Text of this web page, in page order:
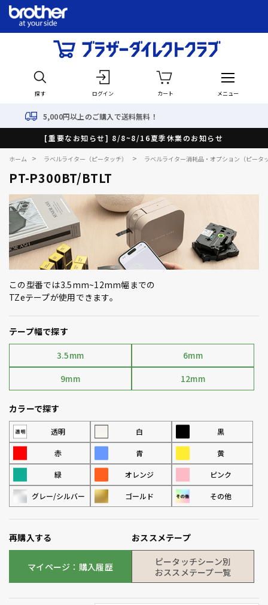
探す ログイン カート メニュー
で送料無料！
[重要なお知らせ] 8/8~8/16夏季休業のお知らせ
ホーム > ラベルライター（ピータッチ） > ラベルライター消耗品・オプション（ピータ
PT-P300BT/BTLT
この型番では3.5mm~12mm幅までの
TZeテープが使用できます。
テープ幅で探す
3.5mm
6mm
9mm
12mm
カラーで探す
透明 白 黒
赤 青 黄
緑 オレンジ ピンク
グレー/シルバー ゴールド その他
再購入する
マイページ：購入履歴
おススメテープ
ピータッチシーン別
おススメテープ一覧